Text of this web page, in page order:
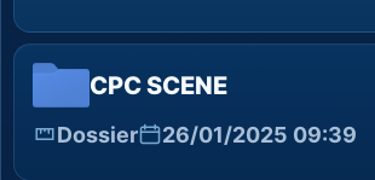
CPC SCENE
Dossier 26/01/2025 09:39